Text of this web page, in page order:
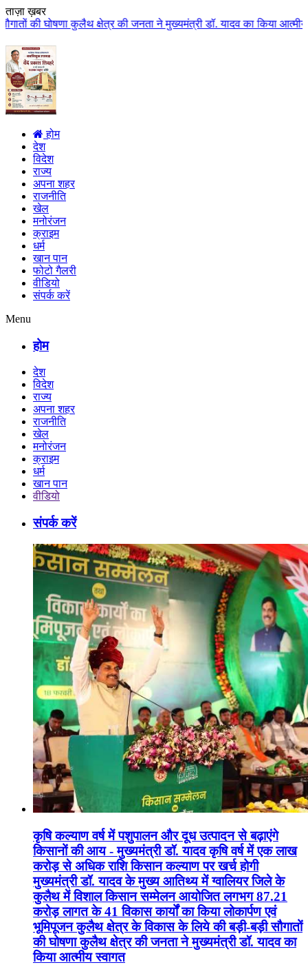
ताज़ा ख़बर
की जनता ने मुख्यमंत्री डॉ. यादव का किया आत्मीय स्वागत|हर व्यक्ति
होम
देश
विदेश
राज्य
अपना शहर
राजनीति
खेल
मनोरंजन
क्राइम
धर्म
खान पान
फोटो गैलरी
वीडियो
संपर्क करें
Menu
होम
देश
विदेश
राज्य
अपना शहर
राजनीति
खेल
मनोरंजन
क्राइम
धर्म
खान पान
वीडियो
संपर्क करें
कृषि कल्याण वर्ष में पशुपालन और दूध उत्पादन से बढ़ाएंगे
किसानों की आय - मुख्यमंत्री डॉ. यादव कृषि वर्ष में एक लाख
करोड़ से अधिक राशि किसान कल्याण पर खर्च होगी
मुख्यमंत्री डॉ. यादव के मुख्य आतिथ्य में ग्वालियर जिले के
कुलैथ में विशाल किसान सम्मेलन आयोजित लगभग 87.21
करोड़ लागत के 41 विकास कार्यों का किया लोकार्पण एवं
भूमिपूजन कुलैथ क्षेत्र के विकास के लिये की बड़ी-बड़ी सौगातों
की घोषणा कुलैथ क्षेत्र की जनता ने मुख्यमंत्री डॉ. यादव का
किया आत्मीय स्वागत